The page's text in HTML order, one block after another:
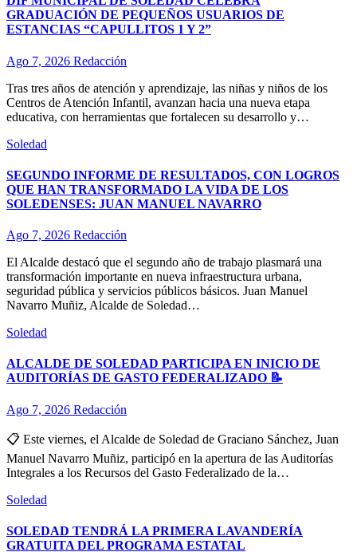
GRADUACIÓN DE PEQUEÑOS USUARIOS DE
ESTANCIAS “CAPULLITOS 1 Y 2”
Ago 7, 2026 Redacción
Tras tres años de atención y aprendizaje, las niñas y niños de los
Centros de Atención Infantil, avanzan hacia una nueva etapa
educativa, con herramientas que fortalecen su desarrollo y…
Soledad
SEGUNDO INFORME DE RESULTADOS, CON LOGROS
QUE HAN TRANSFORMADO LA VIDA DE LOS
SOLEDENSES: JUAN MANUEL NAVARRO
Ago 7, 2026 Redacción
El Alcalde destacó que el segundo año de trabajo plasmará una
transformación importante en nueva infraestructura urbana,
seguridad pública y servicios públicos básicos. Juan Manuel
Navarro Muñiz, Alcalde de Soledad…
Soledad
ALCALDE DE SOLEDAD PARTICIPA EN INICIO DE
AUDITORÍAS DE GASTO FEDERALIZADO 📝
Ago 7, 2026 Redacción
📋 Este viernes, el Alcalde de Soledad de Graciano Sánchez, Juan
Manuel Navarro Muñiz, participó en la apertura de las Auditorías
Integrales a los Recursos del Gasto Federalizado de la…
Soledad
SOLEDAD TENDRÁ LA PRIMERA LAVANDERÍA
GRATUITA DEL PROGRAMA ESTATAL